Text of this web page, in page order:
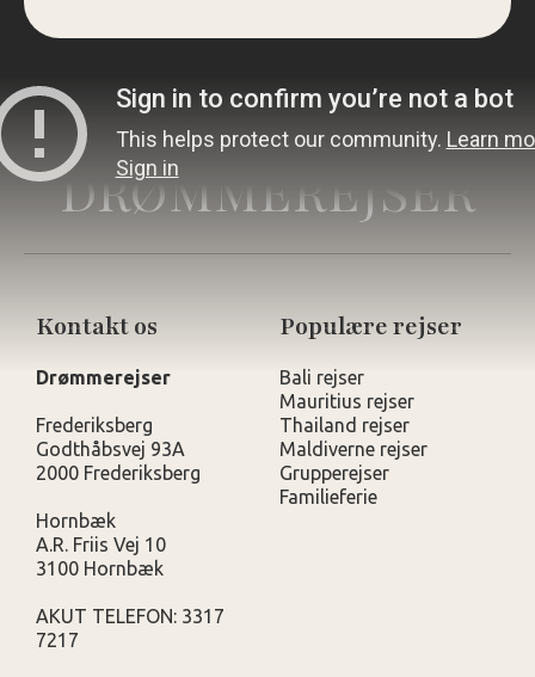
DRØMMEREJSER
Kontakt os
Drømmerejser
Frederiksberg
Godthåbsvej 93A
2000 Frederiksberg
Hornbæk
A.R. Friis Vej 10
3100 Hornbæk
AKUT TELEFON: 3317
7217
Populære rejser
Bali rejser
Mauritius rejser
Thailand rejser
Maldiverne rejser
Grupperejser
Familieferie